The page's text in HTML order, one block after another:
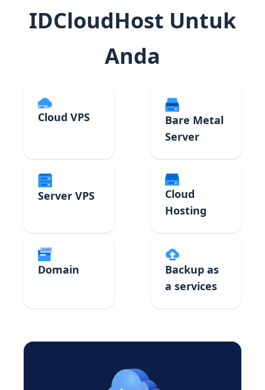
IDCloudHost Untuk
Anda
Cloud VPS
Bare Metal
Server
Server VPS
Cloud
Hosting
Domain
Backup as
a services